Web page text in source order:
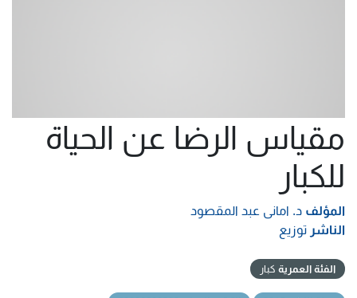
مقياس الرضا عن الحياة
للكبار
المؤلف د. امانى عبد المقصود
الناشر توزيع
الفئة العمرية كبار